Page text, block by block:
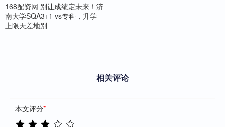
168配资网 别让成绩定未来！济
南大学SQA3+1 vs专科，升学
上限天差地别
相关评论
本文评分*